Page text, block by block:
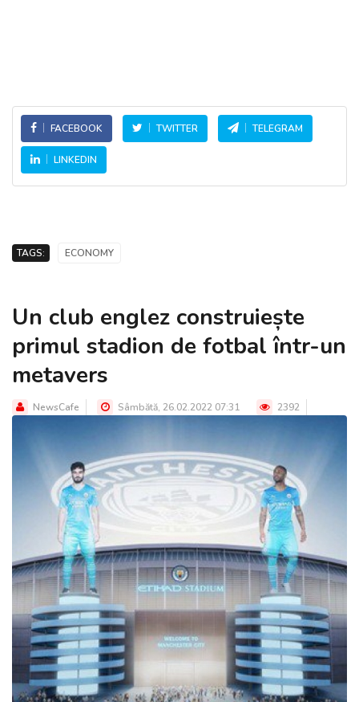
FACEBOOK TWITTER TELEGRAM
LINKEDIN
TAGS: ECONOMY
Un club englez construiește
primul stadion de fotbal într-un
metavers
NewsCafe Sâmbătă, 26.02.2022 07:31 2392